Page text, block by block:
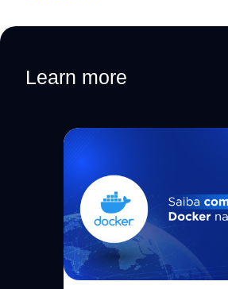
Learn more